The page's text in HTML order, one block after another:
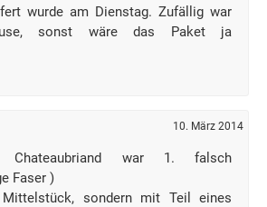
wurde am Dienstag. Zufällig war
sonst wäre das Paket ja
10. März 2014
Chateaubriand war 1. falsch
Faser )
sondern mit Teil eines